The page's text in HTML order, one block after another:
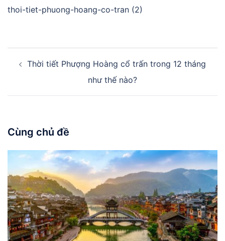
thoi-tiet-phuong-hoang-co-tran (2)
hướng
viết
Thời tiết Phượng Hoàng cổ trấn trong 12 tháng
như thế nào?
Cùng chủ đề